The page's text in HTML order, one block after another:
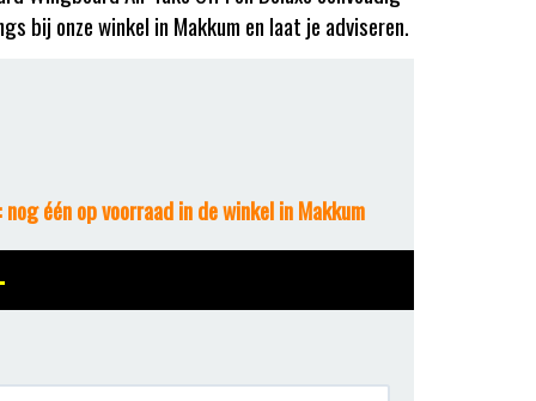
bij onze winkel in Makkum en laat je adviseren.
één op voorraad in de winkel in Makkum